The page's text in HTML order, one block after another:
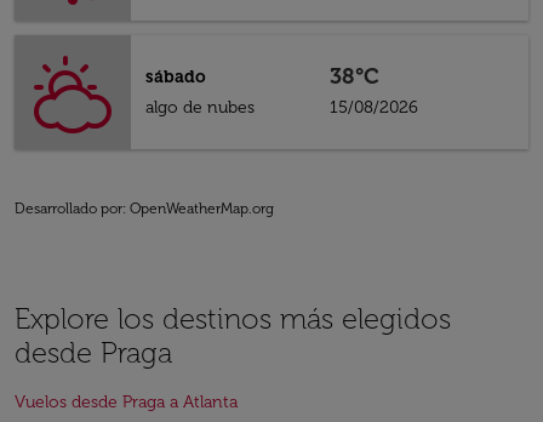
sábado
algo de nubes
38°C
15/08/2026
Desarrollado por: OpenWeatherMap.org
Explore los destinos más elegidos
desde Praga
Vuelos desde Praga a Atlanta